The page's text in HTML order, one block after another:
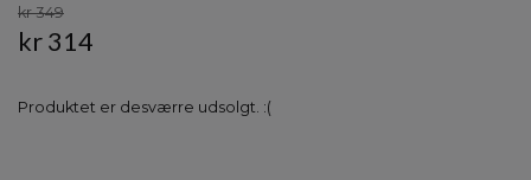
kr 349
kr 314
Produktet er desværre udsolgt. :(